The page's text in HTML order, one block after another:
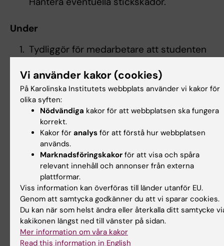
Under
Tydliggör för medarbetare att studenten
studenten stöd i lärandet samt
pedagogiskt stöd till handledare vid
behov.
Planera lärandeaktiviteter med peer
learning och pedagogiska möten.
Genomför regelbundna möten varje
vecka med handledarteamet. Följ upp
handledning, studentens lärande
och måluppfyllelse.
Inhämta underlag från handledarteam
inför mitt- och slutbedömning. Använd
loggbok. Vid risk att studenten inte når
måluppfyllelse, meddela kontaktlärare.
Vi använder kakor (cookies)
På Karolinska Institutets webbplats använder vi kakor för
olika syften:
Nödvändiga kakor för att webbplatsen ska fungera
korrekt.
Kakor för analys för att förstå hur webbplatsen
används.
Marknadsföringskakor för att visa och spåra
relevant innehåll och annonser från externa
plattformar.
Viss information kan överföras till länder utanför EU.
Genom att samtycka godkänner du att vi sparar cookies.
Du kan när som helst ändra eller återkalla ditt samtycke
kakikonen längst ned till vänster på sidan.
Mer information om våra kakor
Read this information in English